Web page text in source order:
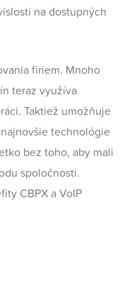
na dostupných
firiem. Mnoho
teraz využíva
Taktiež umožňuje
technológie
bez toho, aby mali
spoločnosti.
CBPX a VoIP